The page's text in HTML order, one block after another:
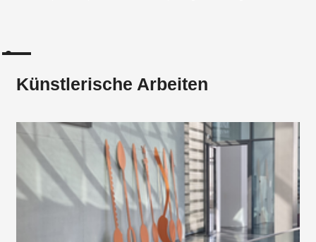
Künstlerische Arbeiten